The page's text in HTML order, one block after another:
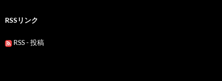
RSSリンク
RSS - 投稿